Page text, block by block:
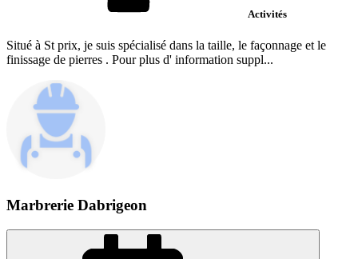
Activités
Situé à St prix, je suis spécialisé dans la taille, le façonnage et le
finissage de pierres . Pour plus d' information suppl...
Marbrerie Dabrigeon